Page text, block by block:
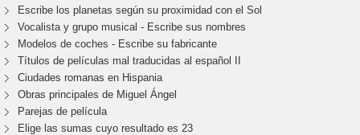
Escribe los planetas según su proximidad con el Sol
Vocalista y grupo musical - Escribe sus nombres
Modelos de coches - Escribe su fabricante
Títulos de películas mal traducidas al español II
Ciudades romanas en Hispania
Obras principales de Miguel Ángel
Parejas de película
Elige las sumas cuyo resultado es 23